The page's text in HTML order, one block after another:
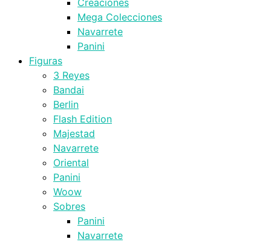
Creaciones
Mega Colecciones
Navarrete
Panini
Figuras
3 Reyes
Bandai
Berlin
Flash Edition
Majestad
Navarrete
Oriental
Panini
Woow
Sobres
Panini
Navarrete